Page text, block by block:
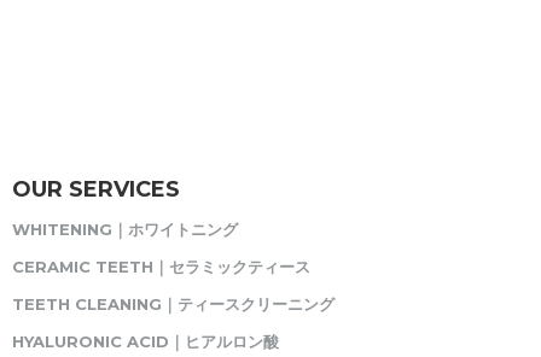
OUR SERVICES
WHITENING｜ホワイトニング
CERAMIC TEETH｜セラミックティース
TEETH CLEANING｜ティースクリーニング
HYALURONIC ACID｜ヒアルロン酸